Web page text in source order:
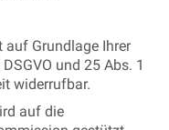
auf Grundlage Ihrer
und 25 Abs. 1
widerrufbar.
auf die